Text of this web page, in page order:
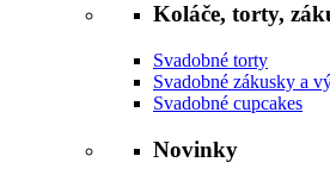
Koláče, torty,
Svadobné torty
Svadobné zákusky a
Svadobné cupcakes
Novinky